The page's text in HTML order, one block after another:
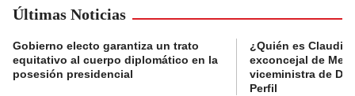
Últimas Noticias
Gobierno electo garantiza un trato
equitativo al cuerpo diplomático en la
posesión presidencial
¿Quién es Claudia
exconcejal de
viceministra de
Perfil